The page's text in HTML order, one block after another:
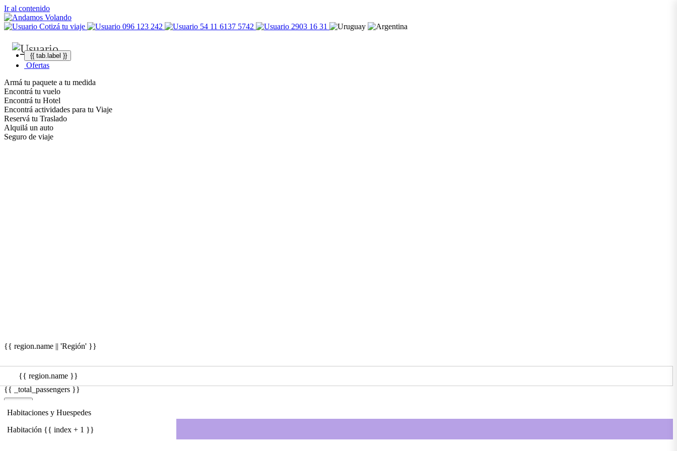
Ir al contenido
Cotizá tu viaje 096 123 242 54 11 6137 5742 2903 16 31
{{ tab.label }}
Ofertas
Armá tu paquete a tu medida
Encontrá tu vuelo
Encontrá tu Hotel
Encontrá actividades para tu Viaje
Reservá tu Traslado
Alquilá un auto
Seguro de viaje
{{ region.name || 'Región' }}
{{ region.name }}
{{_date_time}}
{{ _total_passengers }}
Pasajeros
Adultos
Pasajeros
Personas
Habitaciones y Huespedes
Habitación {{ index + 1 }}
Buscar